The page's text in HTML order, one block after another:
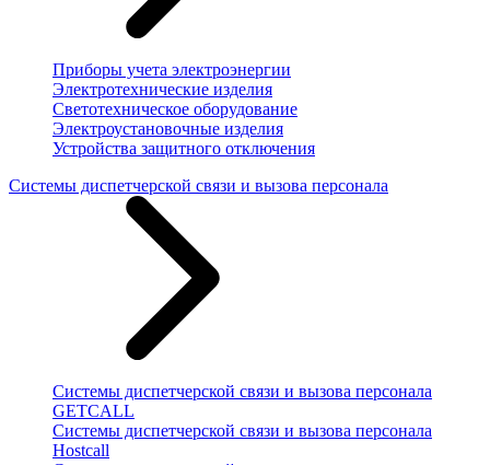
Приборы учета электроэнергии
Электротехнические изделия
Светотехническое оборудование
Электроустановочные изделия
Устройства защитного отключения
Системы диспетчерской связи и вызова персонала
Системы диспетчерской связи и вызова персонала
GETCALL
Системы диспетчерской связи и вызова персонала
Hostcall